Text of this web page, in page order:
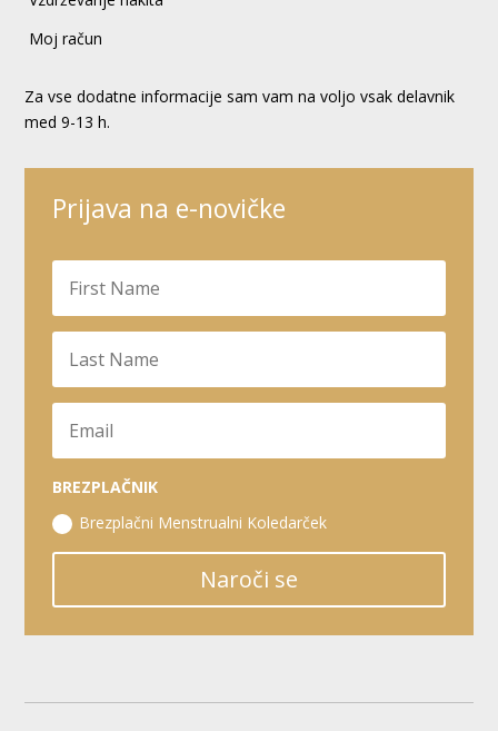
Moj račun
Za vse dodatne informacije sam vam na voljo vsak delavnik
med 9-13 h.
Prijava na e-novičke
BREZPLAČNIK
Brezplačni Menstrualni Koledarček
Naroči se